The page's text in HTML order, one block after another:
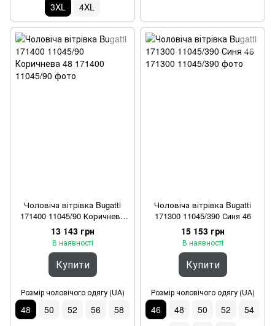
3XL
4XL
Чоловіча вітрівка Bugatti
171400 11045/90 Коричнева
48
13 143 грн
В наявності
Купити
Розмір чоловічого одягу (UA)
48 50 52 56 58
Чоловіча вітрівка Bugatti
171300 11045/390 Синя 46
15 153 грн
В наявності
Купити
Розмір чоловічого одягу (UA)
46 48 50 52
54